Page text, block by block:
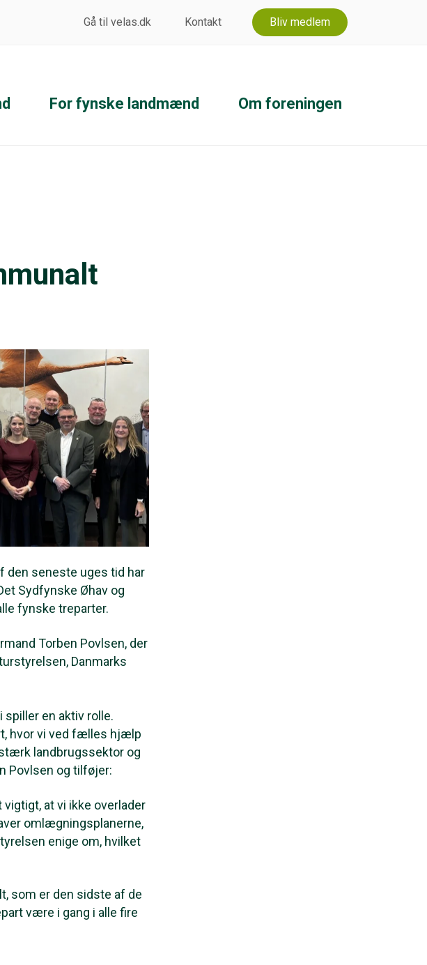
Gå til velas.dk Kontakt Bliv medlem
For fynske landmænd Om foreningen
den seneste uges tid har
Sydfynske Øhav og
fynske treparter.
Torben Povlsen, der
Danmarks
en aktiv rolle.
hvor vi ved fælles hjælp
landbrugssektor og
Povlsen og tilføjer:
at vi ikke overlader
omlægningsplanerne,
enige om, hvilket
som er den sidste af de
være i gang i alle fire